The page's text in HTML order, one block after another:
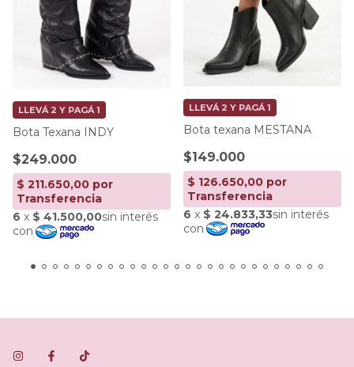
Bota Texana INDY
$249.000
LLEVÁ 2 Y PAGÁ 1
Bota texana MESTANA
$149.000
LLEVÁ 2 Y PAGÁ 1